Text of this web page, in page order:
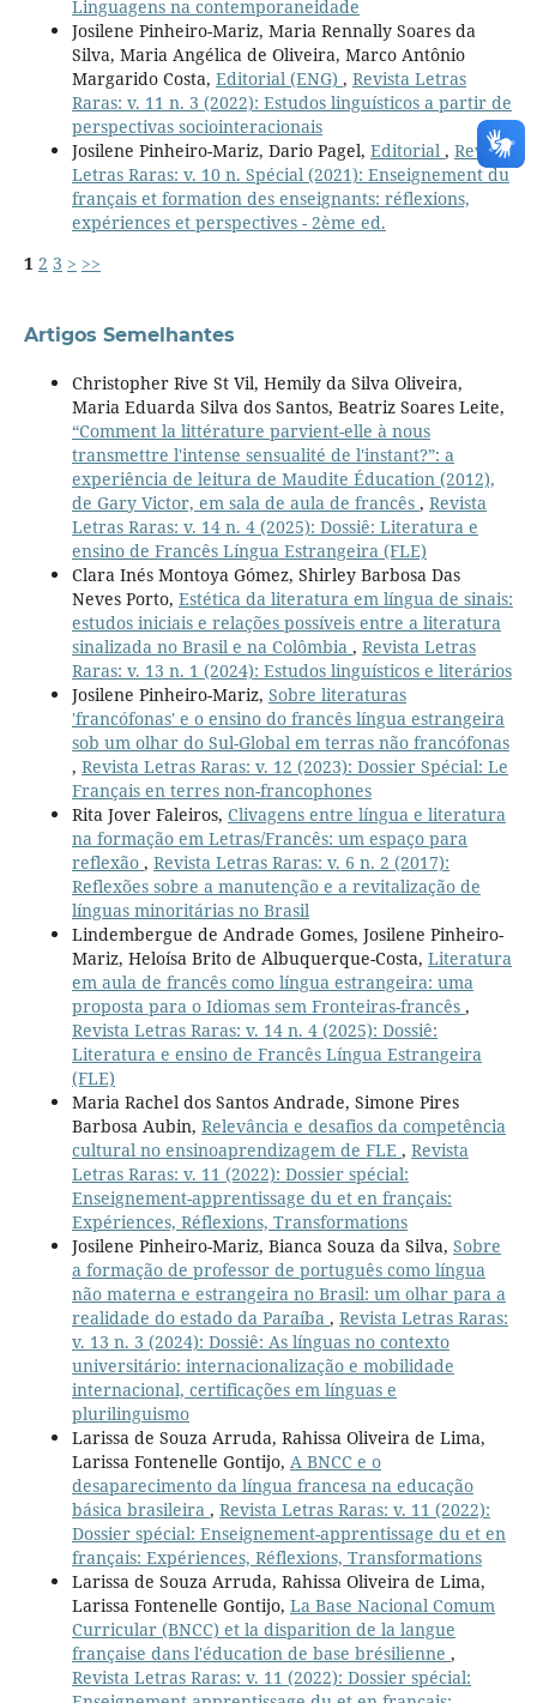
Linguagens na contemporaneidade
Josilene Pinheiro-Mariz, Maria Rennally Soares da
Silva, Maria Angélica de Oliveira, Marco Antônio
Margarido Costa, Editorial (ENG) , Revista Letras
Raras: v. 11 n. 3 (2022): Estudos linguísticos a partir de
perspectivas sociointeracionais
Josilene Pinheiro-Mariz, Dario Pagel, Editorial , Revista
Letras Raras: v. 10 n. Spécial (2021): Enseignement du
français et formation des enseignants: réflexions,
expériences et perspectives - 2ème ed.
1 2 3 > >>
Artigos Semelhantes
Christopher Rive St Vil, Hemily da Silva Oliveira,
Maria Eduarda Silva dos Santos, Beatriz Soares Leite,
“Comment la littérature parvient-elle à nous
transmettre l'intense sensualité de l'instant?”: a
experiência de leitura de Maudite Éducation (2012),
de Gary Victor, em sala de aula de francês , Revista
Letras Raras: v. 14 n. 4 (2025): Dossiê: Literatura e
ensino de Francês Língua Estrangeira (FLE)
Clara Inés Montoya Gómez, Shirley Barbosa Das
Neves Porto, Estética da literatura em língua de sinais:
estudos iniciais e relações possíveis entre a literatura
sinalizada no Brasil e na Colômbia , Revista Letras
Raras: v. 13 n. 1 (2024): Estudos linguísticos e literários
Josilene Pinheiro-Mariz, Sobre literaturas
'francófonas' e o ensino do francês língua estrangeira
sob um olhar do Sul-Global em terras não francófonas
, Revista Letras Raras: v. 12 (2023): Dossier Spécial: Le
Français en terres non-francophones
Rita Jover Faleiros, Clivagens entre língua e literatura
na formação em Letras/Francês: um espaço para
reflexão , Revista Letras Raras: v. 6 n. 2 (2017):
Reflexões sobre a manutenção e a revitalização de
línguas minoritárias no Brasil
Lindembergue de Andrade Gomes, Josilene Pinheiro-
Mariz, Heloísa Brito de Albuquerque-Costa, Literatura
em aula de francês como língua estrangeira: uma
proposta para o Idiomas sem Fronteiras-francês ,
Revista Letras Raras: v. 14 n. 4 (2025): Dossiê:
Literatura e ensino de Francês Língua Estrangeira
(FLE)
Maria Rachel dos Santos Andrade, Simone Pires
Barbosa Aubin, Relevância e desafios da competência
cultural no ensinoaprendizagem de FLE , Revista
Letras Raras: v. 11 (2022): Dossier spécial:
Enseignement-apprentissage du et en français:
Expériences, Réflexions, Transformations
Josilene Pinheiro-Mariz, Bianca Souza da Silva, Sobre
a formação de professor de português como língua
não materna e estrangeira no Brasil: um olhar para a
realidade do estado da Paraíba , Revista Letras Raras:
v. 13 n. 3 (2024): Dossiê: As línguas no contexto
universitário: internacionalização e mobilidade
internacional, certificações em línguas e
plurilinguismo
Larissa de Souza Arruda, Rahissa Oliveira de Lima,
Larissa Fontenelle Gontijo, A BNCC e o
desaparecimento da língua francesa na educação
básica brasileira , Revista Letras Raras: v. 11 (2022):
Dossier spécial: Enseignement-apprentissage du et en
français: Expériences, Réflexions, Transformations
Larissa de Souza Arruda, Rahissa Oliveira de Lima,
Larissa Fontenelle Gontijo, La Base Nacional Comum
Curricular (BNCC) et la disparition de la langue
française dans l'éducation de base brésilienne ,
Revista Letras Raras: v. 11 (2022): Dossier spécial: